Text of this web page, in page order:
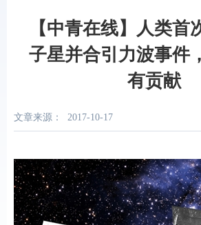
【中青在线】人类首
子星并合引力波事件
有贡献
文章来源： 2017-10-17